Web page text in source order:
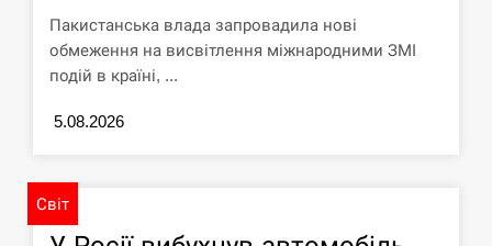
Пакистанська влада запровадила нові
обмеження на висвітлення міжнародними ЗМІ
подій в країні, ...
5.08.2026
Світ